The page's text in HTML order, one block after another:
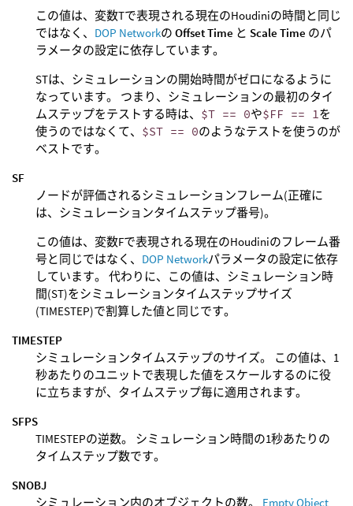
この値は、変数Tで表現される現在のHoudiniの時間と同じ
ではなく、 DOP Networkの Offset Time と Scale Time のパ
ラメータの設定に依存しています。
STは、シミュレーションの開始時間がゼロになるように
なっています。 つまり、シミュレーションの最初のタイ
ムステップをテストする時は、 $T == 0や$FF == 1を
使うのではなくて、 $ST == 0のようなテストを使うのが
ベストです。
SF
ノードが評価されるシミュレーションフレーム(正確に
は、シミュレーションタイムステップ番号)。
この値は、変数Fで表現される現在のHoudiniのフレーム番
号と同じではなく、 DOP Networkパラメータの設定に依存
しています。 代わりに、この値は、シミュレーション時
間(ST)をシミュレーションタイムステップサイズ
(TIMESTEP)で割算した値と同じです。
TIMESTEP
シミュレーションタイムステップのサイズ。 この値は、1
秒あたりのユニットで表現した値をスケールするのに役
に立ちますが、タイムステップ毎に適用されます。
SFPS
TIMESTEPの逆数。 シミュレーション時間の1秒あたりの
タイムステップ数です。
SNOBJ
シミュレーション内のオブジェクトの数。 Empty Object